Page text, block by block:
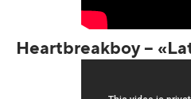
Heartbreakboy –